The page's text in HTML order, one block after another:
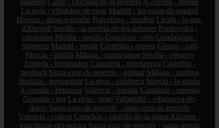
palamós Cádiz - chiclana-de-la-frontera A-coruña - melide
La-rioja - villalobar-de-rioja Madrid - las-rozas-de-madrid
Huesca - aínsa-sobrarbe Barcelona - manlleu Lleida - la-seu-
d39urgell Sevilla - la-puebla-de-los-infantes Pontevedra -
cambados Melilla - melilla Gipuzkoa - orio Guadalajara -
sigüenza Madrid - getafe Castellón - orpesa Girona - pals
Murcia - librilla Málaga - montejaque Sevilla - olivares
Almería - benahadux Cantabria - torrelavega Castellón -
benlloch Santa-cruz-de-tenerife - güímar Málaga - mollina
Bizkaia - portugalete La-rioja - calahorra Murcia - la-unión
A-coruña - betanzos Valencia - mislata Cantabria - miengo
Granada - gor La-rioja - tirgo Valladolid - villanueva-de-
duero Santa-cruz-de-tenerife - santa-cruz-de-tenerife
Valencia - cullera Castellón - castelló-de-la-plana Alicante -
guardamar-del-segura Santa-cruz-de-tenerife - santa-úrsula